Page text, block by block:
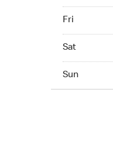
Fri
Sat
Sun